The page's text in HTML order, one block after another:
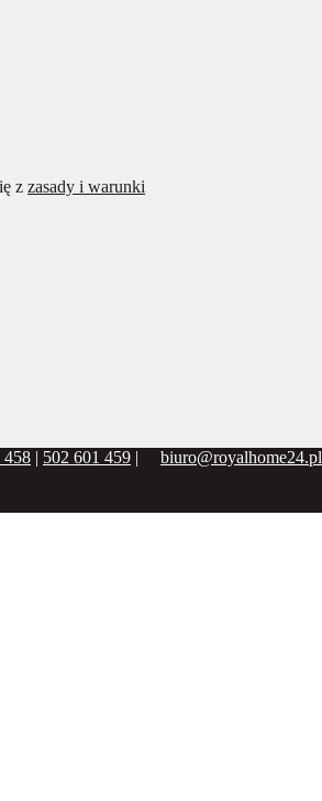
z zasady i warunki
458 | 502 601 459 | biuro@royalhome24.pl